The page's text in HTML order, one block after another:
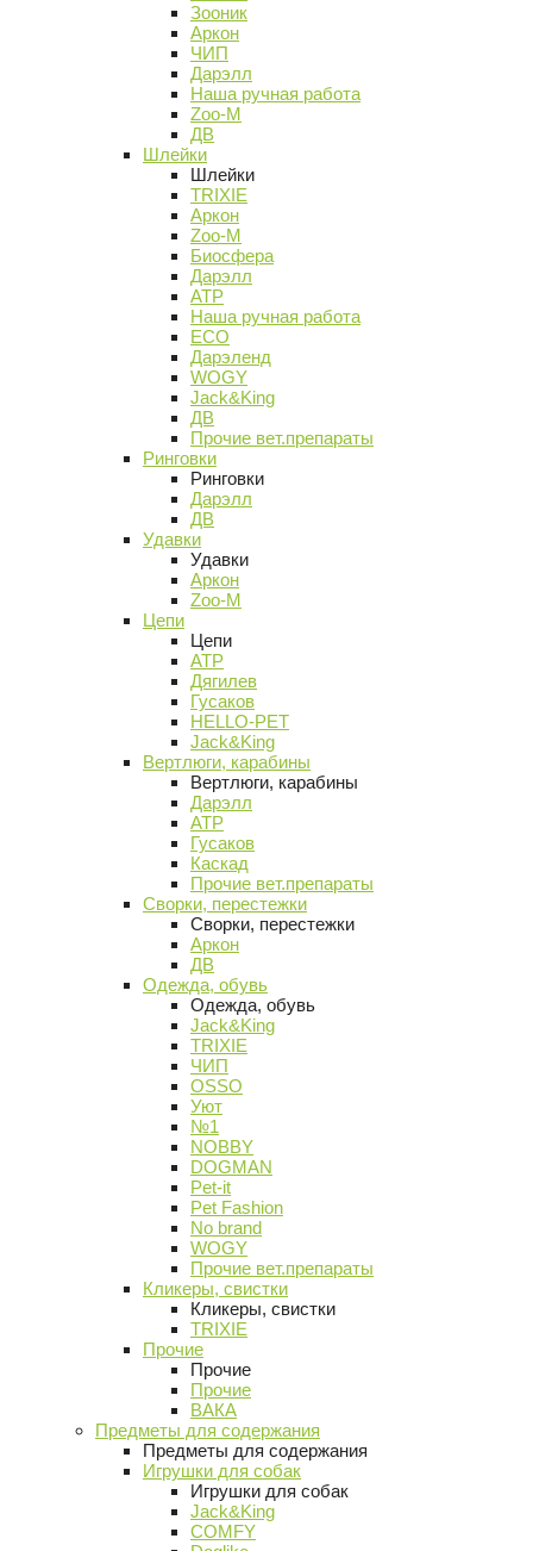
Зооник
Аркон
ЧИП
Дарэлл
Наша ручная работа
Zoo-M
ДВ
Шлейки
Шлейки
TRIXIE
Аркон
Zoo-M
Биосфера
Дарэлл
АТР
Наша ручная работа
ECO
Дарэленд
WOGY
Jack&King
ДВ
Прочие вет.препараты
Ринговки
Ринговки
Дарэлл
ДВ
Удавки
Удавки
Аркон
Zoo-M
Цепи
Цепи
АТР
Дягилев
Гусаков
HELLO-PET
Jack&King
Вертлюги, карабины
Вертлюги, карабины
Дарэлл
АТР
Гусаков
Каскад
Прочие вет.препараты
Сворки, перестежки
Сворки, перестежки
Аркон
ДВ
Одежда, обувь
Одежда, обувь
Jack&King
TRIXIE
ЧИП
OSSO
Уют
№1
NOBBY
DOGMAN
Pet-it
Pet Fashion
No brand
WOGY
Прочие вет.препараты
Кликеры, свистки
Кликеры, свистки
TRIXIE
Прочие
Прочие
Прочие
ВАКА
Предметы для содержания
Предметы для содержания
Игрушки для собак
Игрушки для собак
Jack&King
COMFY